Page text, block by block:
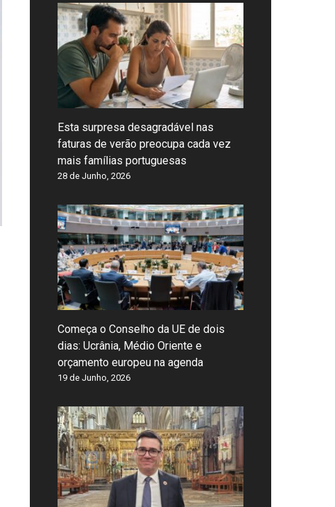
Esta surpresa desagradável nas
faturas de verão preocupa cada vez
mais famílias portuguesas
28 de Junho, 2026
Começa o Conselho da UE de dois
dias: Ucrânia, Médio Oriente e
orçamento europeu na agenda
19 de Junho, 2026